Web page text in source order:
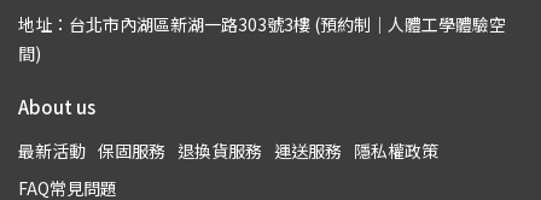
地址：台北市內湖區新湖一路303號3樓 (預約制｜人體工學體驗空
間)
About us
最新活動 保固服務 退換貨服務 運送服務 隱私權政策
FAQ常見問題